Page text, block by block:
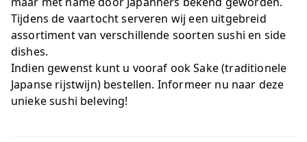
Tijdens de vaartocht serveren wij een uitgebreid
assortiment van verschillende soorten sushi en side
dishes.
Indien gewenst kunt u vooraf ook Sake (traditionele
Japanse rijstwijn) bestellen. Informeer nu naar deze
unieke sushi beleving!